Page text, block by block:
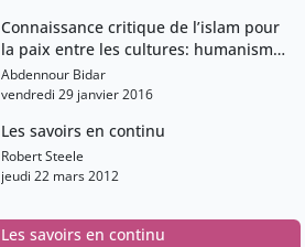
Connaissance critique de l’islam pour
la paix entre les cultures: humanisme
islamique au service d’un humanisme
universel
Abdennour Bidar
vendredi 29 janvier 2016
Les savoirs en continu
Robert Steele
jeudi 22 mars 2012
Les savoirs en continu